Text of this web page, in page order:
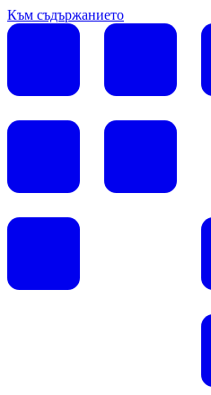
Към съдържанието